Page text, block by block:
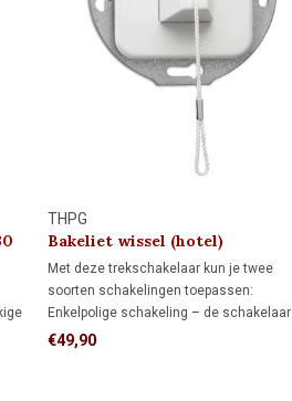
THPG
Bakeliet wissel (hotel)
trekschakelaar 1930
Met deze trekschakelaar kun je twee
soorten schakelingen toepassen:
Enkelpolige schakeling – de schakelaar
bedient een lamp of lampgroep.
€49,90